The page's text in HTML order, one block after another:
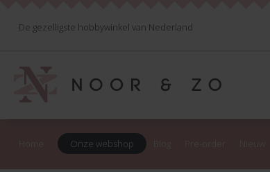
De gezelligste hobbywinkel van Nederland
Onze webshop